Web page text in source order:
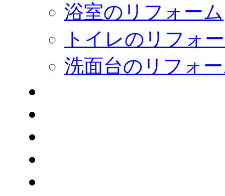
浴室のリフォーム
トイレのリフォ
洗面台のリフォ